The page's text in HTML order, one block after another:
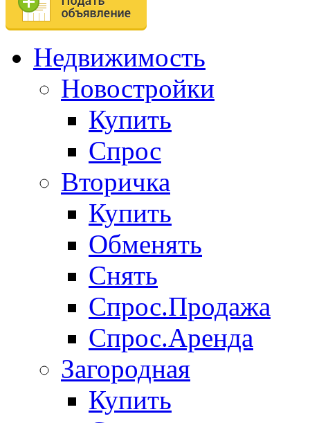
Недвижимость
Новостройки
Купить
Спрос
Вторичка
Купить
Обменять
Снять
Спрос.Продажа
Спрос.Аренда
Загородная
Купить